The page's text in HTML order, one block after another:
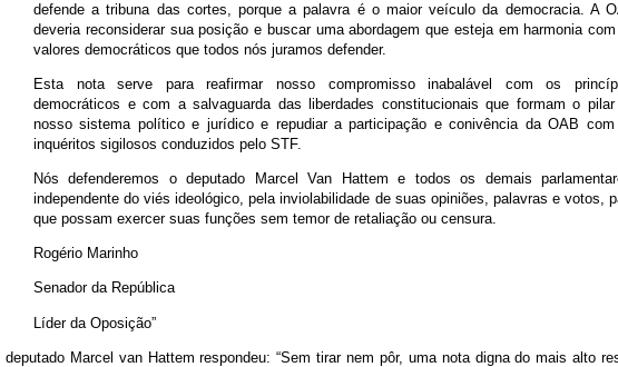
defende a tribuna das cortes, porque a palavra é o maior veículo da democracia. A
deveria reconsiderar sua posição e buscar uma abordagem que esteja em harmonia
valores democráticos que todos nós juramos defender.
Esta nota serve para reafirmar nosso compromisso inabalável com os
democráticos e com a salvaguarda das liberdades constitucionais que formam o
nosso sistema político e jurídico e repudiar a participação e conivência da OAB com
inquéritos sigilosos conduzidos pelo STF.
Nós defenderemos o deputado Marcel Van Hattem e todos os demais
independente do viés ideológico, pela inviolabilidade de suas opiniões, palavras e votos,
que possam exercer suas funções sem temor de retaliação ou censura.
Rogério Marinho
Senador da República
Líder da Oposição”
deputado Marcel van Hattem respondeu: “Sem tirar nem pôr, uma nota digna do mais alto